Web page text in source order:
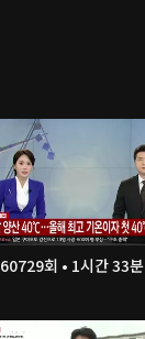
회 • 1시간 33분